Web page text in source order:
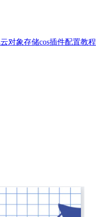
对象存储cos插件配置教程